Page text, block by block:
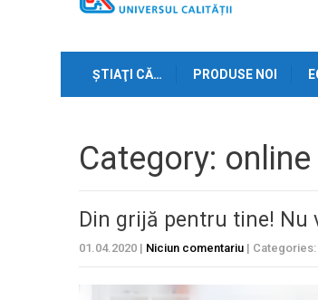
ŞTIAŢI CĂ… PRODUSE NOI
Category: online
Din grijă pentru tine! Nu
01.04.2020 | Niciun comentariu | Categories: